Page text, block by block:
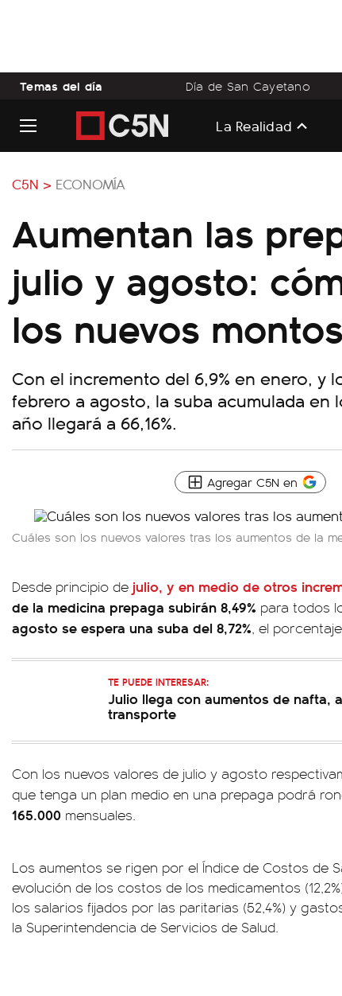
Temas del día Día de San Cayetano
La Realidad
C5N > ECONOMÍA
Aumentan las
julio y agosto:
los nuevos montos
Con el incremento del 6,9% en enero, y
febrero a agosto, la suba acumulada en
año llegará a 66,16%.
Agregar C5N en
Cuáles son los nuevos valores tras los aumentos de la
Desde principio de julio, y en medio de otros
de la medicina prepaga subirán 8,49% para todos
agosto se espera una suba del 8,72%, el
TE PUEDE INTERESAR:
Julio llega con aumentos de nafta,
transporte
Con los nuevos valores de julio y agosto
que tenga un plan medio en una prepaga podrá
165.000 mensuales.
Los aumentos se rigen por el Índice de Costos de
evolución de los costos de los medicamentos
los salarios fijados por las paritarias (52,4%) y
la Superintendencia de Servicios de Salud.